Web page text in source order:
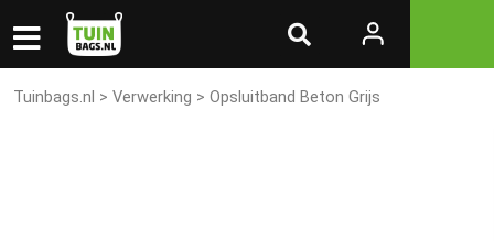
Tuinbags.nl > Verwerking > Opsluitband Beton Grijs